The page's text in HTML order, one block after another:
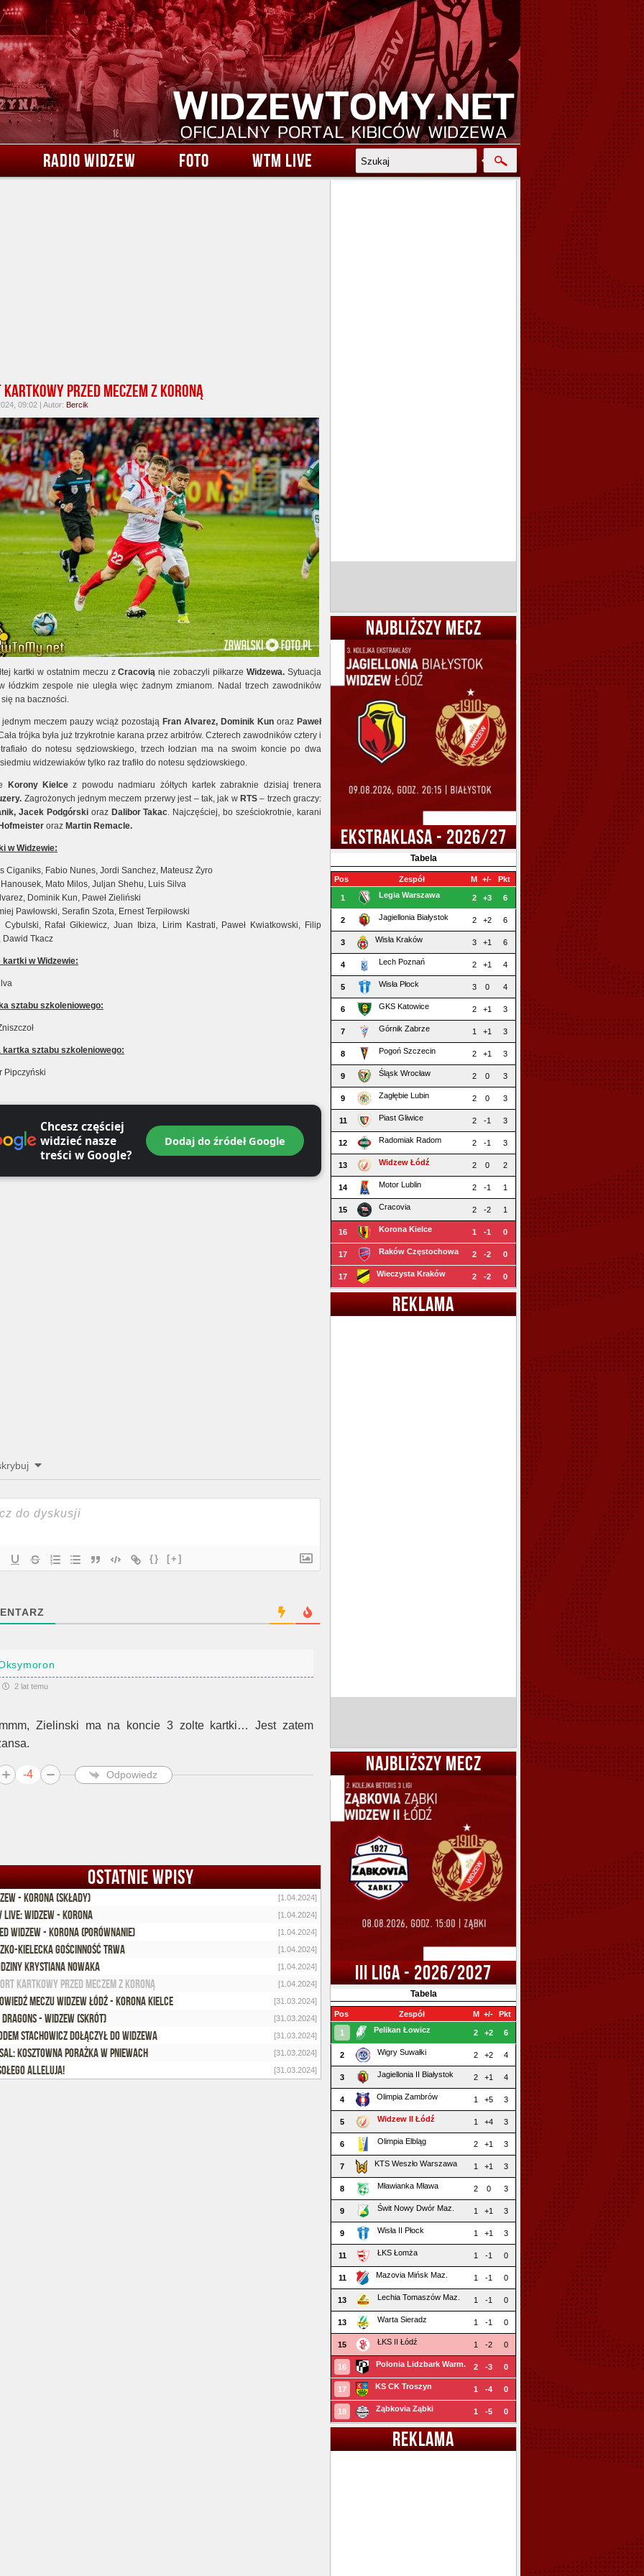
RADIO WIDZEW FOTO WTM LIVE
przed meczem z Koroną
09:02 | Autor: Bercik
kartki w ostatnim meczu zCracovią nie zobaczyli piłkarzeWidzewa. Sytuacja
łódzkim zespole nie uległa więc żadnym zmianom. Nadal trzech zawodników
na baczności.
meczem pauzy wciąż pozostają Fran Alvarez, Dominik Kun oraz Paweł
trójka była już trzykrotnie karana przez arbitrów. Czterech zawodników cztery i
do notesu sędziowskiego, trzech łodzian ma na swoim koncie po dwa
siedmiu widzewiaków tylko raz trafiło do notesu sędziowskiego.
Korony Kielcez powodu nadmiaru żółtych kartek zabraknie dzisiaj trenera
Zagrożonych jednym meczem przerwy jest – tak, jak w RTS– trzech graczy:
Jacek PodgórskiorazDalibor Takac. Najczęściej, bo sześciokrotnie, karani
oraz Martin Remacle.
w Widzewie:
Ciganiks, Fabio Nunes, Jordi Sanchez, Mateusz Żyro
Mato Milos, Juljan Shehu, Luis Silva
Dominik Kun, Paweł Zieliński
Pawłowski, Serafin Szota, Ernest Terpiłowski
Rafał Gikiewicz, Juan Ibiza, Lirim Kastrati, Paweł Kwiatkowski, Filip
Dawid Tkacz
kartki w Widzewie:
sztabu szkoleniowego:
kartka sztabu szkoleniowego:
Pipczyński
Chcesz częściej
widzieć nasze
treści w Google?
Dodaj do źródeł Google
{} [+]
2 lat temu
Zielinski ma na koncie 3 zolte kartki… Jest zatem
-4 Odpowiedz
OSTATNIE WPISY
- Korona (składy) [1.04.2024]
Live: Widzew - Korona [1.04.2024]
Widzew - Korona (porównanie) [1.04.2024]
kielecka gościnność trwa [1.04.2024]
Krystiana Nowaka [1.04.2024]
kartkowy przed meczem z Koroną [1.04.2024]
meczu Widzew Łódź - Korona Kielce [31.03.2024]
Dragons - Widzew (skrót) [31.03.2024]
Stachowicz dołączył do Widzewa [31.03.2024]
Kosztowna porażka w Pniewach [31.03.2024]
Alleluja! [31.03.2024]
NAJBLIŻSZY MECZ
EKSTRAKLASA - 2026/27
Tabela
Pos Zespół M +/- Pkt
1 Legia Warszawa 2 +3 6
2 Jagiellonia Białystok 2 +2 6
3 Wisła Kraków 3 +1 6
4 Lech Poznań 2 +1 4
5 Wisła Płock 3 0 4
6 GKS Katowice 2 +1 3
7 Górnik Zabrze 1 +1 3
8 Pogoń Szczecin 2 +1 3
9 Śląsk Wrocław 2 0 3
9 Zagłębie Lubin 2 0 3
11 Piast Gliwice 2 -1 3
12 Radomiak Radom 2 -1 3
13 Widzew Łódź 2 0 2
14 Motor Lublin 2 -1 1
15 Cracovia 2 -2 1
16 Korona Kielce 1 -1 0
17 Raków Częstochowa 2 -2 0
17 Wieczysta Kraków 2 -2 0
REKLAMA
NAJBLIŻSZY MECZ
III LIGA - 2026/2027
Tabela
Pos Zespół M +/- Pkt
1 Pelikan Łowicz 2 +2 6
2 Wigry Suwałki 2 +2 4
3 Jagiellonia II Białystok 2 +1 4
4 Olimpia Zambrów 1 +5 3
5 Widzew II Łódź 1 +4 3
6 Olimpia Elbląg 2 +1 3
7 KTS Weszło Warszawa 1 +1 3
8 Mławianka Mława 2 0 3
9 Świt Nowy Dwór Maz. 1 +1 3
9 Wisła II Płock 1 +1 3
11 ŁKS Łomża 1 -1 0
11 Mazovia Mińsk Maz. 1 -1 0
13 Lechia Tomaszów Maz. 1 -1 0
13 Warta Sieradz 1 -1 0
15 ŁKS II Łódź 1 -2 0
16 Polonia Lidzbark Warm. 2 -3 0
17 KS CK Troszyn 1 -4 0
18 Ząbkovia Ząbki 1 -5 0
REKLAMA